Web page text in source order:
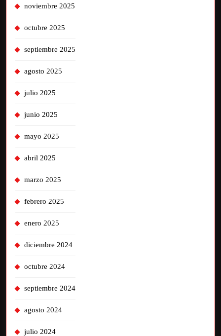
noviembre 2025
octubre 2025
septiembre 2025
agosto 2025
julio 2025
junio 2025
mayo 2025
abril 2025
marzo 2025
febrero 2025
enero 2025
diciembre 2024
octubre 2024
septiembre 2024
agosto 2024
julio 2024